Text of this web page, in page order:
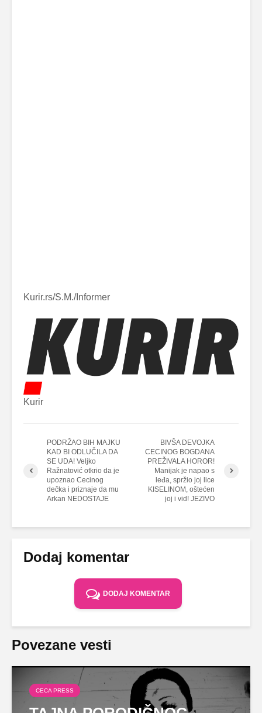
Kurir.rs/S.M./Informer
Kurir
PODRŽAO BIH MAJKU
KAD BI ODLUČILA DA
SE UDA! Veljko
Ražnatović otkrio da je
upoznao Cecinog
dečka i priznaje da mu
Arkan NEDOSTAJE
BIVŠA DEVOJKA
CECINOG BOGDANA
PREŽIVALA HOROR!
Manijak je napao s
leđa, spržio joj lice
KISELINOM, oštećen
joj i vid! JEZIVO
Dodaj komentar
DODAJ KOMENTAR
Povezane vesti
CECA PRESS